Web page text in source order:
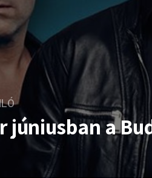
júniusban a